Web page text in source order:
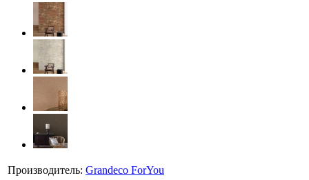
Производитель: Grandeco ForYou